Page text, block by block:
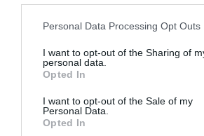
Personal Data Processing Opt Outs
I want to opt-out of the Sharing of
personal data.
Opted In
I want to opt-out of the Sale of my
Personal Data.
Opted In
Y lo han hecho solas o agrupándose
contención del gasto, les lleva a
mercado de consumer health como
crecimiento.
Pero no es más que el principio de